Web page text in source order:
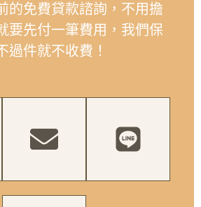
的免費貸款諮詢，不用擔
要先付一筆費用，我們保
過件就不收費！